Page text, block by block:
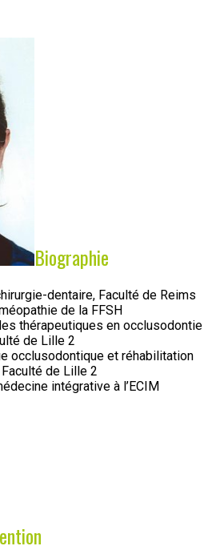
Biographie
dentaire, Faculté de Reims
de la FFSH
thérapeutiques en occlusodontie
de Lille 2
occlusodontique et réhabilitation
de Lille 2
intégrative à l’ECIM